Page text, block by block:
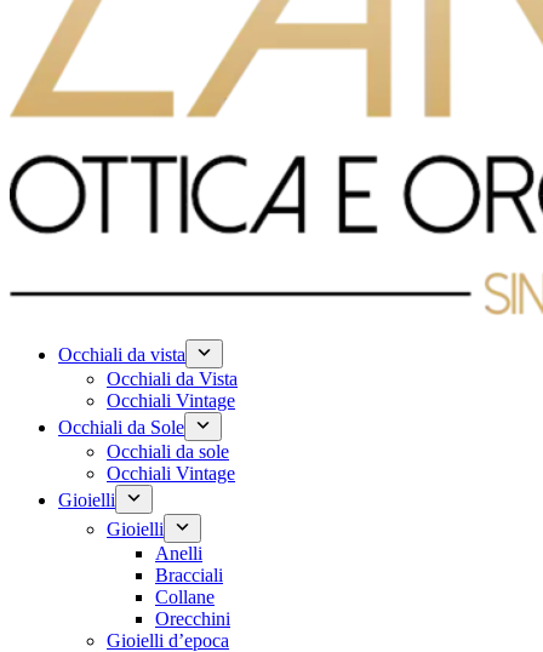
Occhiali da vista
Occhiali da Vista
Occhiali Vintage
Occhiali da Sole
Occhiali da sole
Occhiali Vintage
Gioielli
Gioielli
Anelli
Bracciali
Collane
Orecchini
Gioielli d’epoca